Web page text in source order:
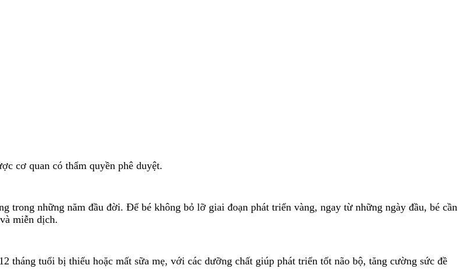
cơ quan có thẩm quyền phê duyệt.
trong những năm đầu đời. Để bé không bỏ lỡ giai đoạn phát triển vàng, ngay từ những ngày đầu, bé cần
miễn dịch.
tháng tuổi bị thiếu hoặc mất sữa mẹ, với các dưỡng chất giúp phát triển tốt não bộ, tăng cường sức đề